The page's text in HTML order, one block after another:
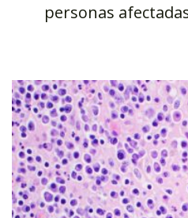
personas